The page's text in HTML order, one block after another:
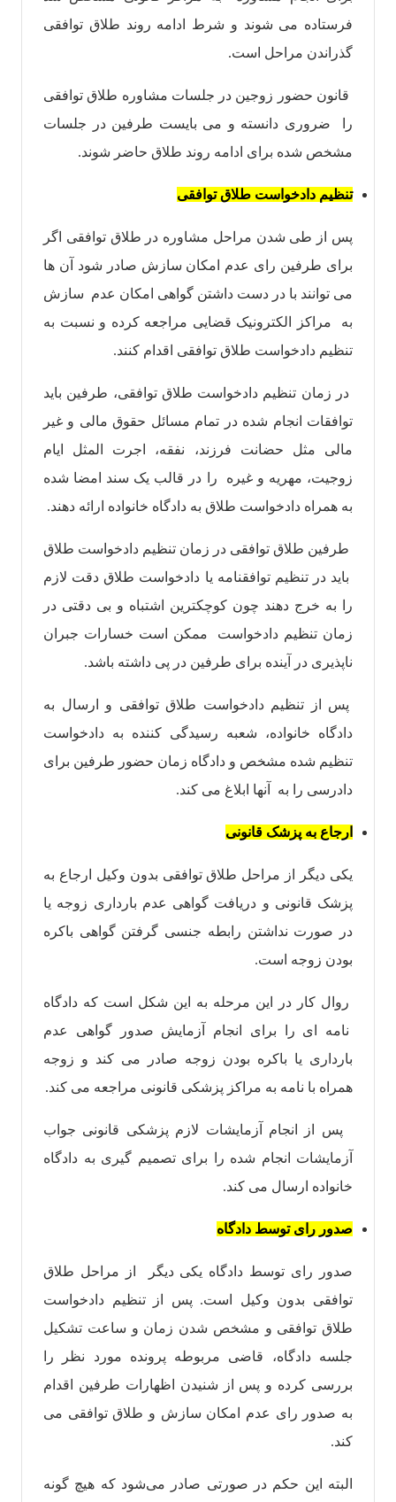
فرستاده می شوند و شرط ادامه روند طلاق توافقی
گذراندن مراحل است.
قانون حضور زوجین در جلسات مشاوره طلاق توافقی
را ضروری دانسته و می بایست طرفین در جلسات
مشخص شده برای ادامه روند طلاق حاضر شوند.
تنظیم دادخواست طلاق توافقی
پس از طی شدن مراحل مشاوره در طلاق توافقی اگر
برای طرفین رای عدم امکان سازش صادر شود آن ها
می توانند با در دست داشتن گواهی امکان عدم سازش
به مراکز الکترونیک قضایی مراجعه کرده و نسبت به
تنظیم دادخواست طلاق توافقی اقدام کنند.
در زمان تنظیم دادخواست طلاق توافقی، طرفین باید
توافقات انجام شده در تمام مسائل حقوق مالی و غیر
مالی مثل حضانت فرزند، نفقه، اجرت المثل ایام
زوجیت، مهریه و غیره را در قالب یک سند امضا شده
به همراه دادخواست طلاق به دادگاه خانواده ارائه دهند.
طرفین طلاق توافقی در زمان تنظیم دادخواست طلاق
باید در تنظیم توافقنامه یا دادخواست طلاق دقت لازم
را به خرج دهند چون کوچکترین اشتباه و بی دقتی در
زمان تنظیم دادخواست ممکن است خسارات جبران
ناپذیری در آینده برای طرفین در پی داشته باشد.
پس از تنظیم دادخواست طلاق توافقی و ارسال به
دادگاه خانواده، شعبه رسیدگی کننده به دادخواست
تنظیم شده مشخص و دادگاه زمان حضور طرفین برای
دادرسی را به آنها ابلاغ می کند.
ارجاع به پزشک قانونی
یکی دیگر از مراحل طلاق توافقی بدون وکیل ارجاع به
پزشک قانونی و دریافت گواهی عدم بارداری زوجه یا
در صورت نداشتن رابطه جنسی گرفتن گواهی باکره
بودن زوجه است.
روال کار در این مرحله به این شکل است که دادگاه
نامه‌ ای را برای انجام آزمایش صدور گواهی عدم
بارداری یا باکره بودن زوجه صادر می کند و زوجه
همراه با نامه به مراکز پزشکی قانونی مراجعه می کند.
پس از انجام آزمایشات لازم پزشکی قانونی جواب
آزمایشات انجام شده را برای تصمیم گیری به دادگاه
خانواده ارسال می کند.
صدور رای توسط دادگاه
صدور رای توسط دادگاه یکی دیگر از مراحل طلاق
توافقی بدون وکیل است. پس از تنظیم دادخواست
طلاق توافقی و مشخص شدن زمان و ساعت تشکیل
جلسه دادگاه، قاضی مربوطه پرونده مورد نظر را
بررسی کرده و پس از شنیدن اظهارات طرفین اقدام
به صدور رای عدم امکان سازش و طلاق توافقی می
کند.
البته این حکم در صورتی صادر می‌شود که هیچ گونه